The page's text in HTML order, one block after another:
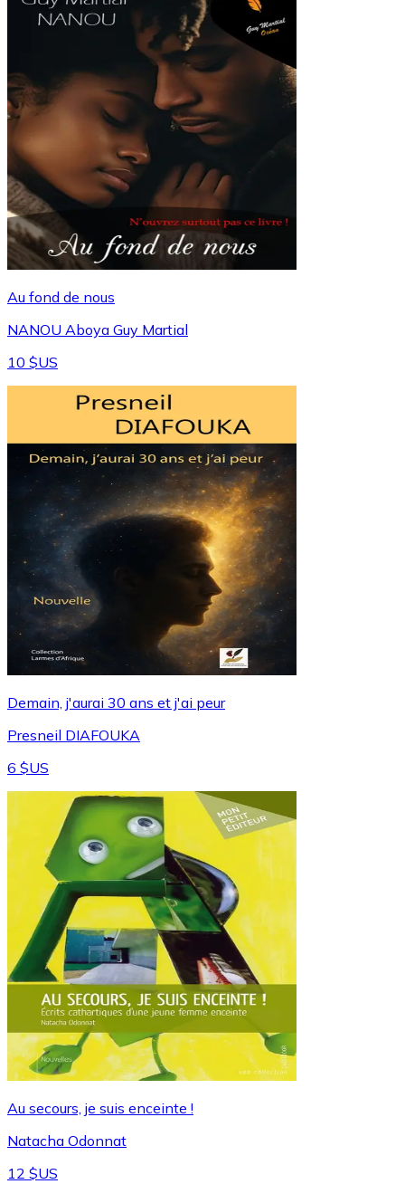
Au fond de nous
NANOU Aboya Guy Martial
10 $US
Demain, j'aurai 30 ans et j'ai peur
Presneil DIAFOUKA
6 $US
Au secours, je suis enceinte !
Natacha Odonnat
12 $US